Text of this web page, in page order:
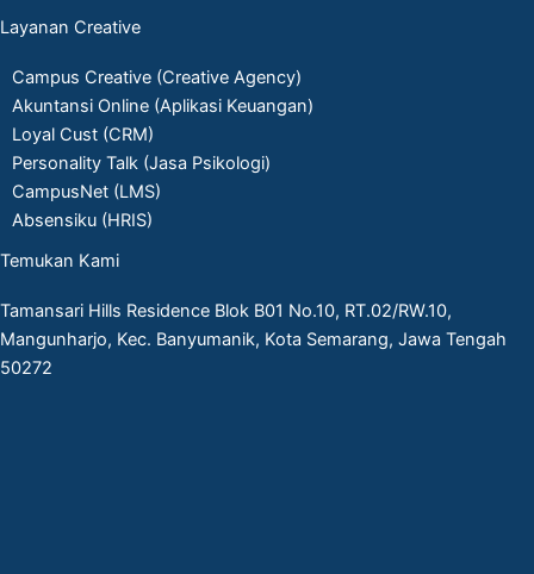
Layanan Creative
Campus Creative (Creative Agency)
Akuntansi Online (Aplikasi Keuangan)
Loyal Cust (CRM)
Personality Talk (Jasa Psikologi)
CampusNet (LMS)
Absensiku (HRIS)
Temukan Kami
Tamansari Hills Residence Blok B01 No.10, RT.02/RW.10,
Mangunharjo, Kec. Banyumanik, Kota Semarang, Jawa Tengah
50272